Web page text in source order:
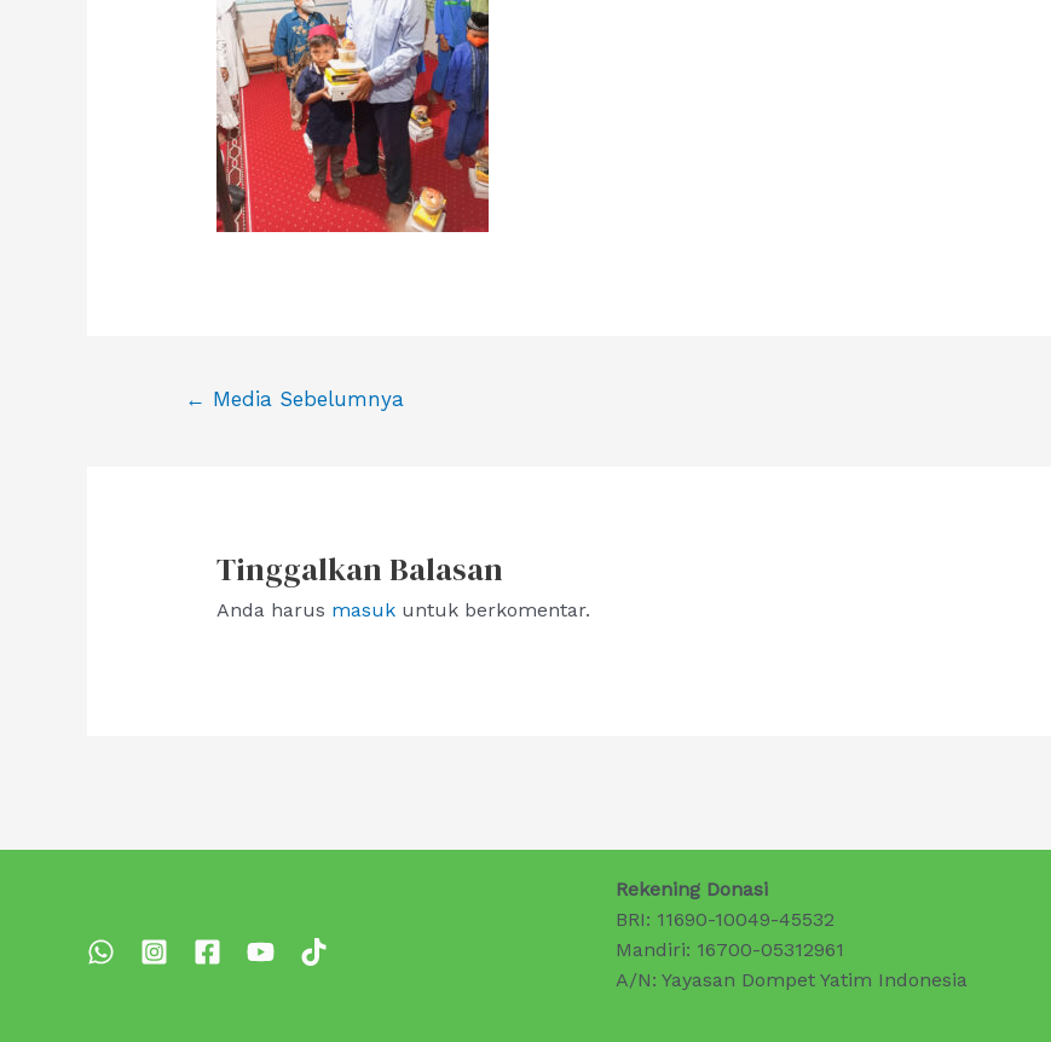
Navigasi
← Media Sebelumnya
Tinggalkan Balasan
Anda harus masukuntuk berkomentar.
Rekening Donasi
BRI: 11690-10049-45532
Mandiri: 16700-05312961
A/N: Yayasan Dompet Yatim Indonesia